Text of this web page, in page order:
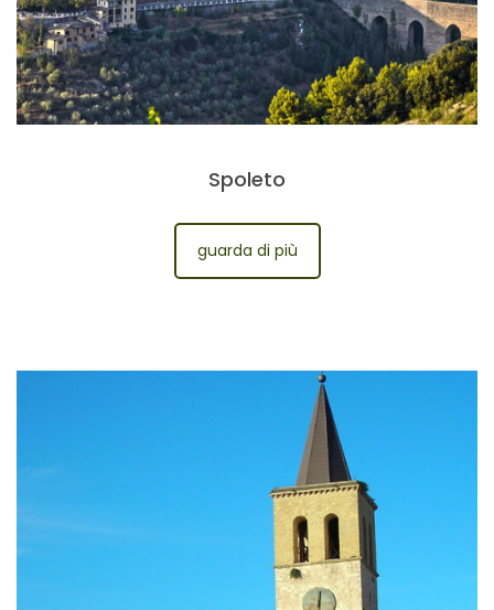
Spoleto
guarda di più